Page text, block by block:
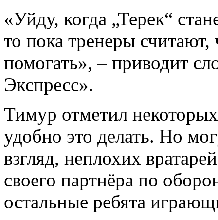
«Уйду, когда „Терек“
то пока тренеры
помогать», – приводит
Экспресс».
Тимур отметил
удобно это делать. Но
взгляд, неплохих
своего партнёра по
остальные ребята